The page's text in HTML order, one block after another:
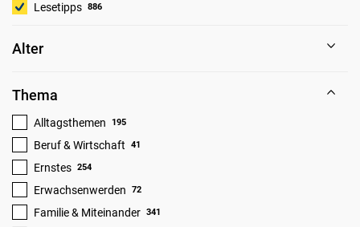
Lesetipps 886
Alter
Thema
Alltagsthemen 195
Beruf & Wirtschaft 41
Ernstes 254
Erwachsenwerden 72
Familie & Miteinander 341